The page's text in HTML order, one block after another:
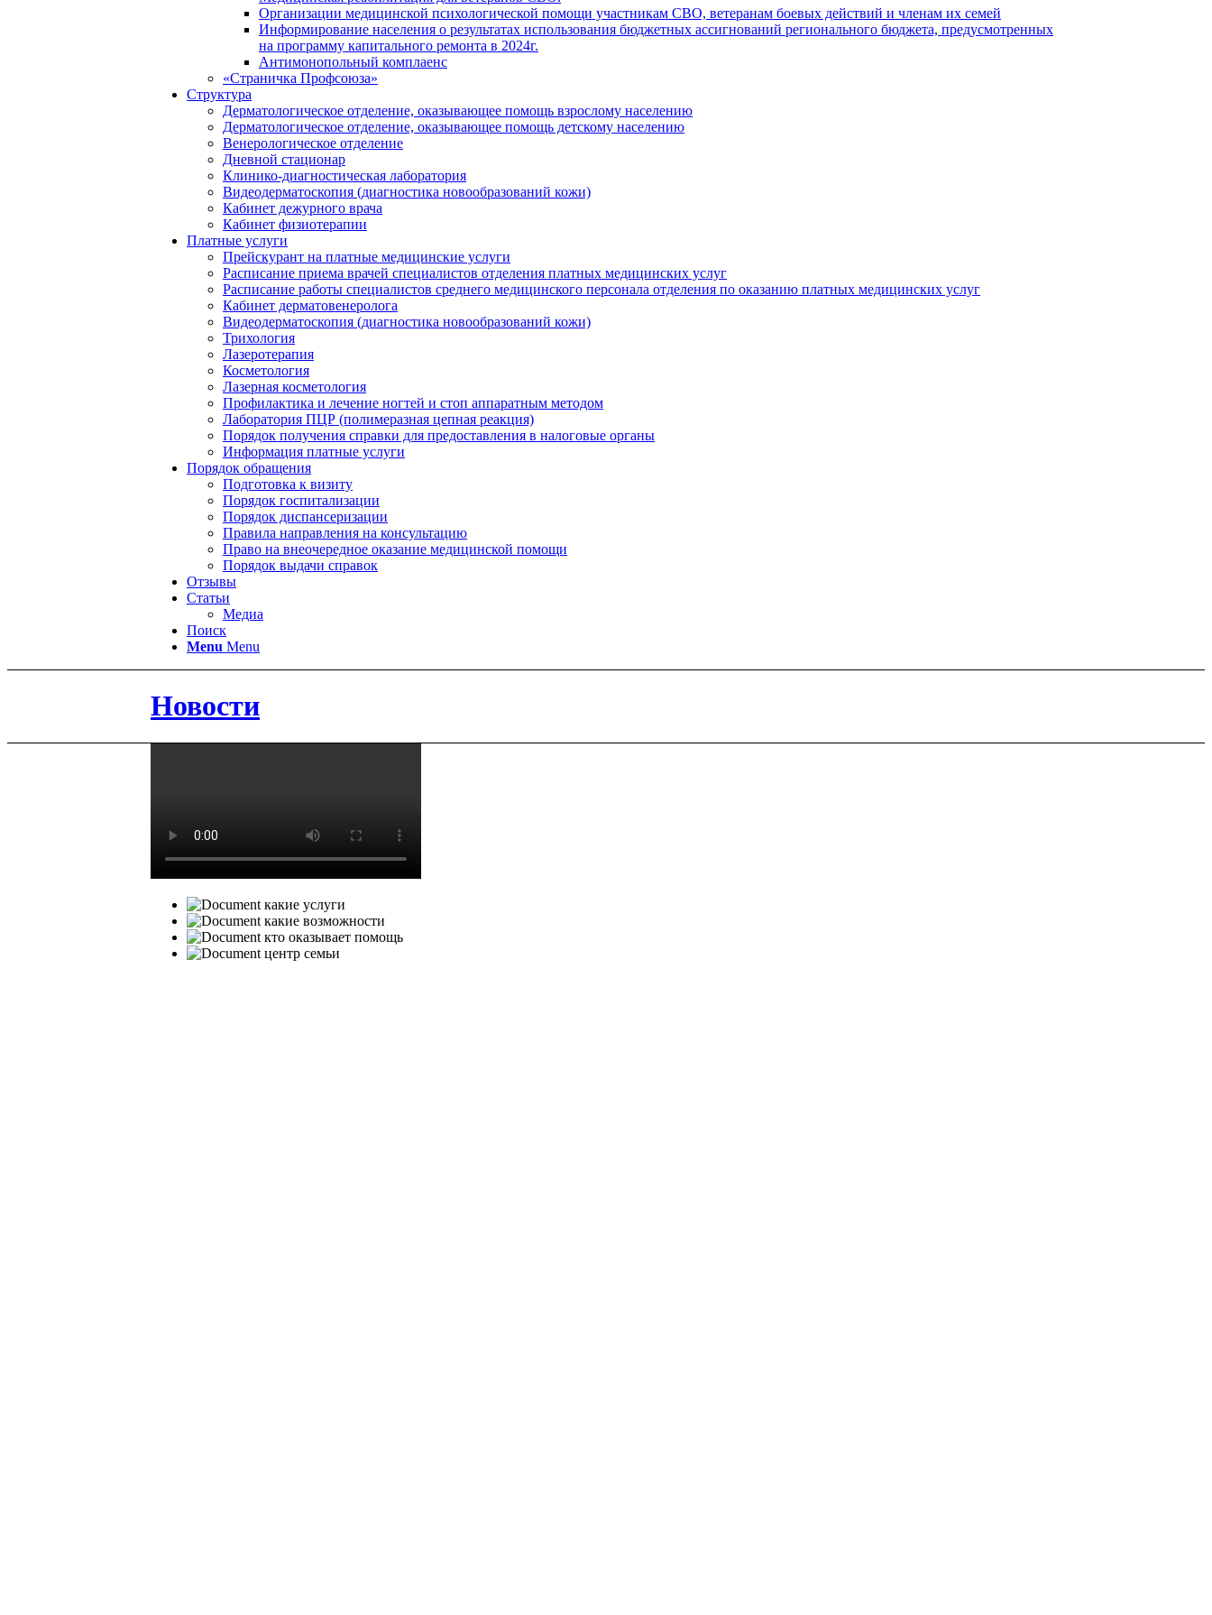
Организации медицинской психологической помощи участникам СВО, ветеранам боевых действий и членам их семей
Информирование населения о результатах использования бюджетных ассигнований регионального бюджета, предусмотренных
на программу капитального ремонта в 2024г.
Антимонопольный комплаенс
«Страничка Профсоюза»
Структура
Дерматологическое отделение, оказывающее помощь взрослому населению
Дерматологическое отделение, оказывающее помощь детскому населению
Венерологическое отделение
Дневной стационар
Клинико-диагностическая лаборатория
Видеодерматоскопия (диагностика новообразований кожи)
Кабинет дежурного врача
Кабинет физиотерапии
Платные услуги
Прейскурант на платные медицинские услуги
Расписание приема врачей специалистов отделения платных медицинских услуг
Расписание работы специалистов среднего медицинского персонала отделения по оказанию платных медицинских услуг
Кабинет дерматовенеролога
Видеодерматоскопия (диагностика новообразований кожи)
Трихология
Лазеротерапия
Косметология
Лазерная косметология
Профилактика и лечение ногтей и стоп аппаратным методом
Лаборатория ПЦР (полимеразная цепная реакция)
Порядок получения справки для предоставления в налоговые органы
Информация платные услуги
Порядок обращения
Подготовка к визиту
Порядок госпитализации
Порядок диспансеризации
Правила направления на консультацию
Право на внеочередное оказание медицинской помощи
Порядок выдачи справок
Отзывы
Статьи
Медиа
Поиск
Menu Menu
Новости